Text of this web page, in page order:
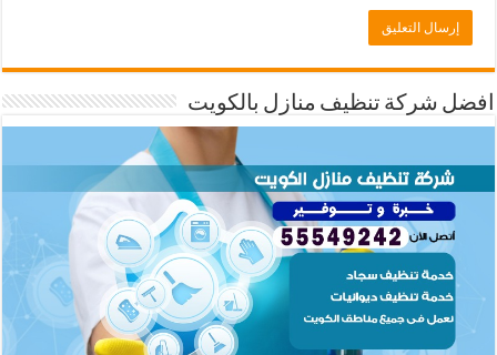
افضل شركة تنظيف منازل بالكويت